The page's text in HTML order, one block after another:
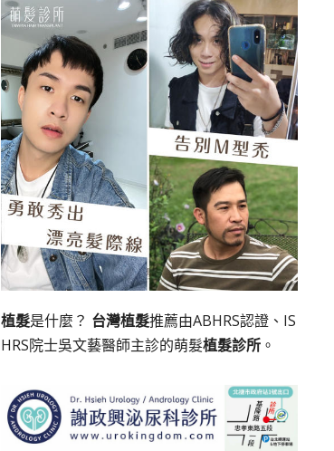
植髮是什麼？ 台灣植髮推薦由ABHRS認證、IS
HRS院士吳文藝醫師主診的萌髮植髮診所。